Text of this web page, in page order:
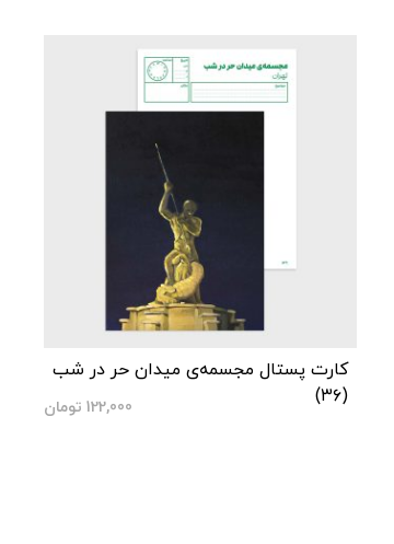
کارت پستال مجسمه‌ی میدان حر در شب
(۳۶)
122,000 تومان